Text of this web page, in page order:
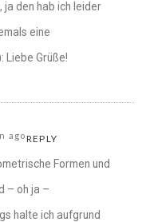
ja den hab ich leider
eine
Liebe Grüße!
agoREPLY
Formen und
– oh ja –
halte ich aufgrund